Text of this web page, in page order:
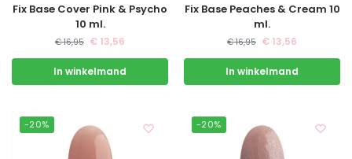
Fix Base Cover Pink & Psycho
10 ml.
€16,95 € 13,56
In winkelmand
Fix Base Peaches & Cream 10
ml.
€16,95 € 13,56
In winkelmand
-20% -20%